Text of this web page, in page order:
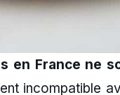
en France ne
incompatible